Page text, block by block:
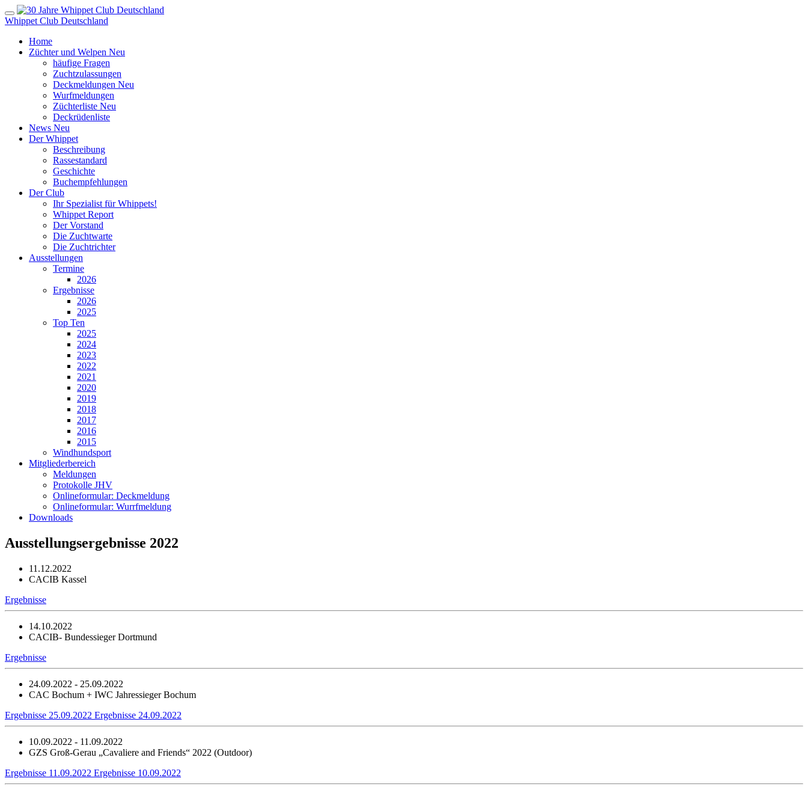
Whippet Club Deutschland
Home
Züchter und Welpen Neu
häufige Fragen
Zuchtzulassungen
Deckmeldungen Neu
Wurfmeldungen
Züchterliste Neu
Deckrüdenliste
News Neu
Der Whippet
Beschreibung
Rassestandard
Geschichte
Buchempfehlungen
Der Club
Ihr Spezialist für Whippets!
Whippet Report
Der Vorstand
Die Zuchtwarte
Die Zuchtrichter
Ausstellungen
Termine
2026
Ergebnisse
2026
2025
Top Ten
2025
2024
2023
2022
2021
2020
2019
2018
2017
2016
2015
Windhundsport
Mitgliederbereich
Meldungen
Protokolle JHV
Onlineformular: Deckmeldung
Onlineformular: Wurrfmeldung
Downloads
Ausstellungsergebnisse 2022
11.12.2022
CACIB Kassel
Ergebnisse
14.10.2022
CACIB- Bundessieger Dortmund
Ergebnisse
24.09.2022 - 25.09.2022
CAC Bochum + IWC Jahressieger Bochum
Ergebnisse 25.09.2022 Ergebnisse 24.09.2022
10.09.2022 - 11.09.2022
GZS Groß-Gerau „Cavaliere and Friends“ 2022 (Outdoor)
Ergebnisse 11.09.2022 Ergebnisse 10.09.2022